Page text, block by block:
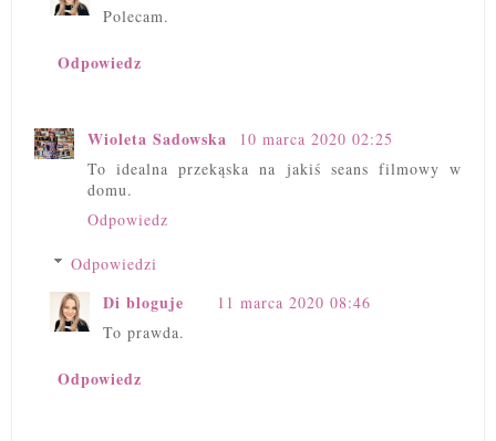
Polecam.
Odpowiedz
Wioleta Sadowska
10 marca 2020 02:25
To idealna przekąska na jakiś seans filmowy w
domu.
Odpowiedz
Odpowiedzi
Di bloguje
11 marca 2020 08:46
To prawda.
Odpowiedz